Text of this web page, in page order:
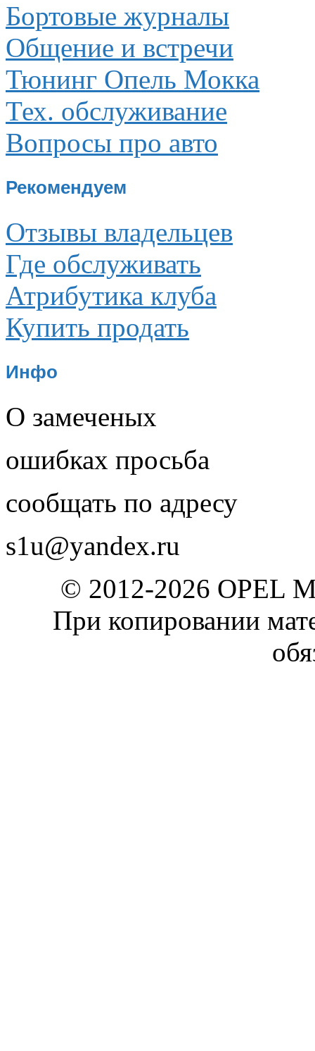
Бортовые журналы
Общение и встречи
Тюнинг Опель Мокка
Тех. обслуживание
Вопросы про авто
Рекомендуем
Отзывы владельцев
Где обслуживать
Атрибутика клуба
Купить продать
Инфо
О замеченых
ошибках просьба
сообщать по адресу
s1u@yandex.ru
© 2012-2026 OPEL
При копировании